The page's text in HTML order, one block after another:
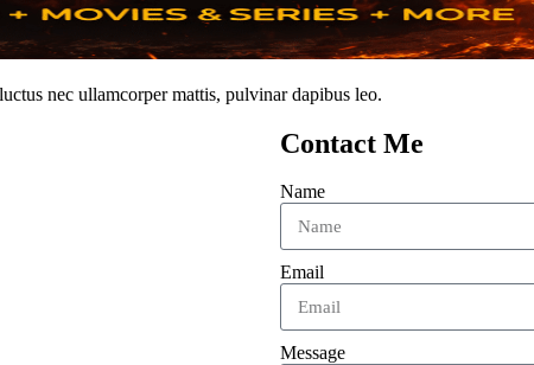
nec ullamcorper mattis, pulvinar dapibus leo.
Contact Me
Name
Email
Message